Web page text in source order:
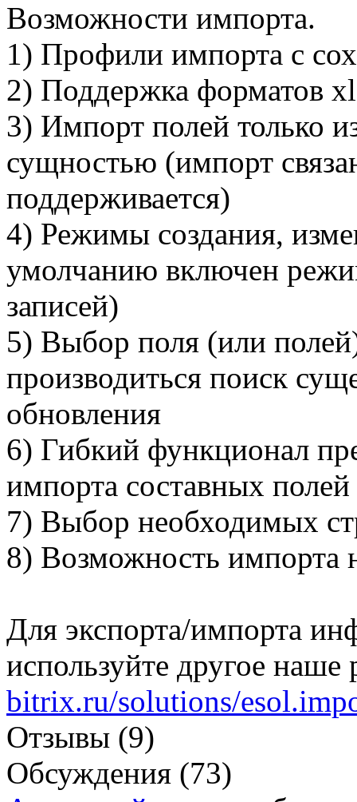
Возможности импорта.
1) Профили импорта с
2) Поддержка форматов
3) Импорт полей только
сущностью (импорт
поддерживается)
4) Режимы создания,
умолчанию включен
записей)
5) Выбор поля (или
производиться поиск
обновления
6) Гибкий функционал
импорта составных
7) Выбор необходимых
8) Возможность импорта
Для экспорта/импорта
используйте другое
bitrix.ru/solutions/
Отзывы (9)
Обсуждения (73)